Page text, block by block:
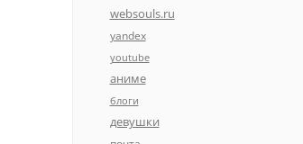
websouls.ru
yandex
youtube
аниме
блоги
девушки